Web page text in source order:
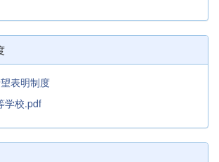
表明制度
学校.pdf